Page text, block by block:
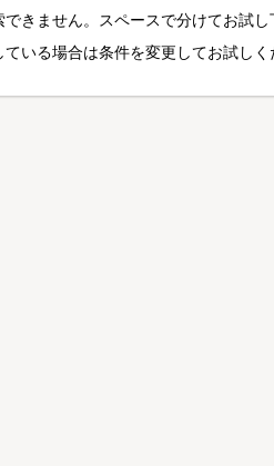
きません。スペースで分けてお試し
いる場合は条件を変更してお試しく